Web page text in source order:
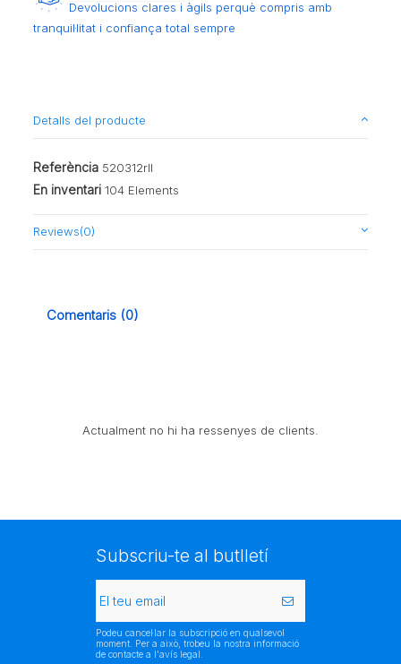
Devolucions clares i àgils perquè compris amb
tranquil·litat i confiança total sempre
Detalls del producte
Referència 520312rll
En inventari 104 Elements
Reviews(0)
Comentaris (0)
Actualment no hi ha ressenyes de clients.
Subscriu-te al butlletí
Podeu cancel·lar la subscripció en qualsevol
moment. Per a això, trobeu la nostra informació
de contacte a l'avís legal.